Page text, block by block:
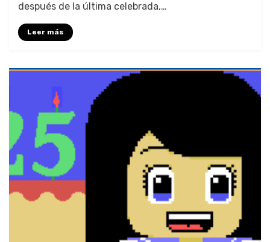
después de la últi­ma cel­e­bra­da,…
Leer más